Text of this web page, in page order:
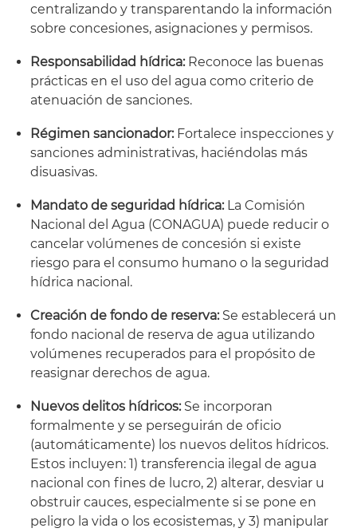
centralizando y transparentando la información
sobre concesiones, asignaciones y permisos.
Responsabilidad hídrica:Reconoce las buenas
prácticas en el uso del agua como criterio de
atenuación de sanciones.
Régimen sancionador:Fortalece inspecciones y
sanciones administrativas, haciéndolas más
disuasivas.
Mandato de seguridad hídrica:La Comisión
Nacional del Agua (CONAGUA) puede reducir o
cancelar volúmenes de concesión si existe
riesgo para el consumo humano o la seguridad
hídrica nacional.
Creación de fondo de reserva:Se establecerá un
fondo nacional de reserva de agua utilizando
volúmenes recuperados para el propósito de
reasignar derechos de agua.
Nuevos delitos hídricos:Se incorporan
formalmente y se perseguirán de oficio
(automáticamente) los nuevos delitos hídricos.
Estos incluyen: 1) transferencia ilegal de agua
nacional con fines de lucro, 2) alterar, desviar u
obstruir cauces, especialmente si se pone en
peligro la vida o los ecosistemas, y 3) manipular